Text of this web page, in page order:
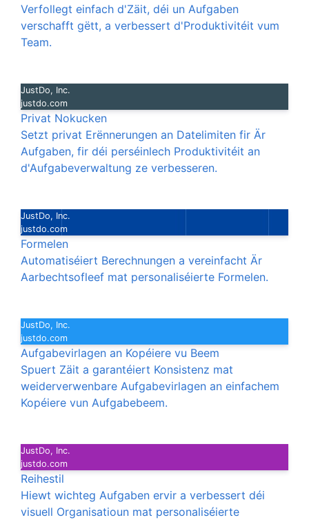
Verfollegt einfach d'Zäit, déi un Aufgaben
verschafft gëtt, a verbessert d'Produktivitéit vum
Team.
JustDo, Inc.
justdo.com
Privat Nokucken
Setzt privat Erënnerungen an Datelimiten fir Är
Aufgaben, fir déi perséinlech Produktivitéit an
d'Aufgabeverwaltung ze verbesseren.
JustDo, Inc.
justdo.com
Formelen
Automatiséiert Berechnungen a vereinfacht Är
Aarbechtsofleef mat personaliséierte Formelen.
JustDo, Inc.
justdo.com
Aufgabevirlagen an Kopéiere vu Beem
Spuert Zäit a garantéiert Konsistenz mat
weiderverwenbare Aufgabevirlagen an einfachem
Kopéiere vun Aufgabebeem.
JustDo, Inc.
justdo.com
Reihestil
Hiewt wichteg Aufgaben ervir a verbessert déi
visuell Organisatioun mat personaliséierte